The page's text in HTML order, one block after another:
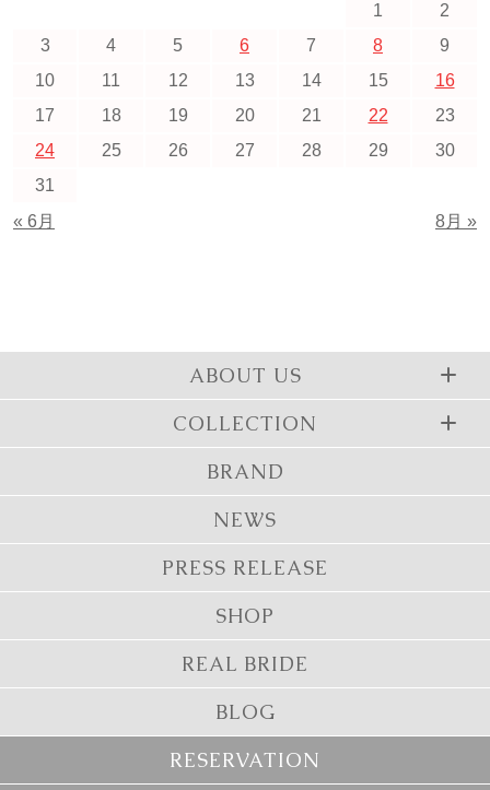
« 6月 8月 »
1
2
3
4 5 6 7 8
9
10
11 12 13 14 15
16
17
18 19 20 21 22
23
24
25 26 27 28 29
30
31
ABOUT US
COLLECTION
BRAND
NEWS
PRESS RELEASE
SHOP
REAL BRIDE
BLOG
RESERVATION